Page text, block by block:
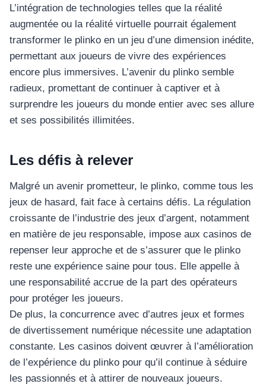
อุปกรณ์เครื่องใช้ภายในครัว
หม้อทอดไร้น้ำมัน
เครื่องกดน้ำร้อน
เครื่องปั่นผลไม้
สินค้าตามแบรนด์
L’intégration de technologies telles que la réalité
augmentée ou la réalité virtuelle pourrait également
transformer le plinko en un jeu d’une dimension inédite,
permettant aux joueurs de vivre des expériences
encore plus immersives. L’avenir du plinko semble
radieux, promettant de continuer à captiver et à
surprendre les joueurs du monde entier avec ses allure
et ses possibilités illimitées.
Les défis à relever
Malgré un avenir prometteur, le plinko, comme tous les
jeux de hasard, fait face à certains défis. La régulation
croissante de l’industrie des jeux d’argent, notamment
en matière de jeu responsable, impose aux casinos de
repenser leur approche et de s’assurer que le plinko
reste une expérience saine pour tous. Elle appelle à
une responsabilité accrue de la part des opérateurs
pour protéger les joueurs.
De plus, la concurrence avec d’autres jeux et formes
de divertissement numérique nécessite une adaptation
constante. Les casinos doivent œuvrer à l’amélioration
de l’expérience du plinko pour qu’il continue à séduire
les passionnés et à attirer de nouveaux joueurs.